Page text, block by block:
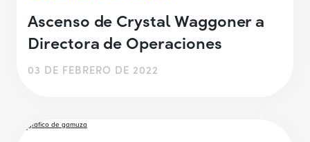
Ascenso de Crystal Waggoner a
Directora de Operaciones
03 DE FEBRERO DE 2022